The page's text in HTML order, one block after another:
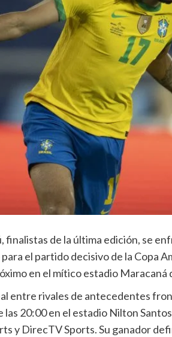
finalistas de la última edición, se
el partido decisivo de la Copa
en el mítico estadio Maracaná
entre rivales de antecedentes
las 20:00 en el estadio Nilton
y DirecTV Sports. Su ganador